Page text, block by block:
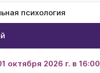
психология
октября 2026 г. в 16:00